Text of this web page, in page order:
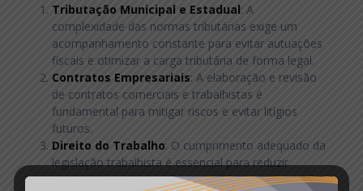
Tributação Municipal e Estadual: A
complexidade das normas tributárias exige um
acompanhamento constante para evitar autuações
fiscais e otimizar a carga tributária de forma legal.
Contratos Empresariais: A elaboração e revisão
de contratos comerciais e trabalhistas é
fundamental para mitigar riscos e evitar litígios
futuros.
Direito do Trabalho: O cumprimento adequado da
legislação trabalhista é essencial para reduzir
passivos e manter um bom ambiente empresarial.